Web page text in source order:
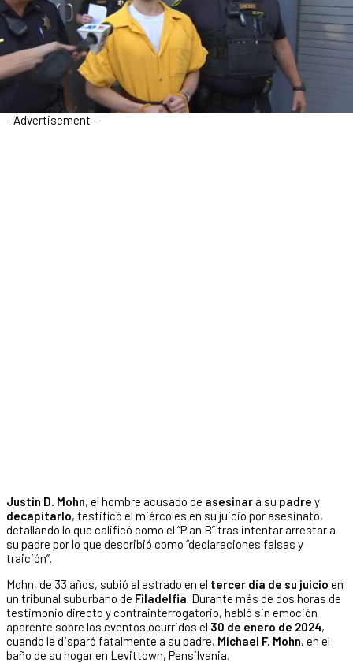
- Advertisement -
Justin D. Mohn, el hombre acusado de asesinar a su padre y
decapitarlo, testificó el miércoles en su juicio por asesinato,
detallando lo que calificó como el “Plan B” tras intentar arrestar a
su padre por lo que describió como “declaraciones falsas y
traición”.
Mohn, de 33 años, subió al estrado en el tercer día de su juicio en
un tribunal suburbano de Filadelfia. Durante más de dos horas de
testimonio directo y contrainterrogatorio, habló sin emoción
aparente sobre los eventos ocurridos el 30 de enero de 2024,
cuando le disparó fatalmente a su padre, Michael F. Mohn, en el
baño de su hogar en Levittown, Pensilvania.